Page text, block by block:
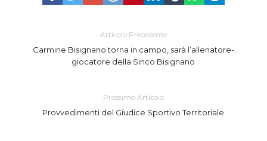
Articolo Precedente
Carmine Bisignano torna in campo, sarà l’allenatore-
giocatore della Sinco Bisignano
Prossimo Articolo
Provvedimenti del Giudice Sportivo Territoriale